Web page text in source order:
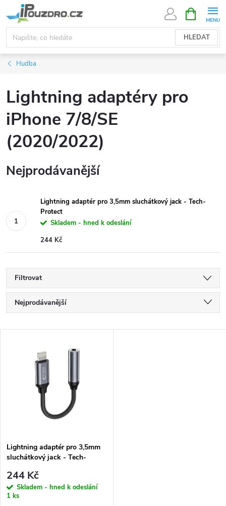
na
obsah
HLEDAT
NÁKUPNÍ
KOŠÍK
Hudba
Lightning adaptéry pro
iPhone 7/8/SE
(2020/2022)
Nejprodávanější
Lightning adaptér pro 3,5mm sluchátkový jack - Tech-
Protect
Skladem - hned k odeslání
244 Kč
Filtrovat
Ř
a
p
r
Nejprodávanější
Abecedně
s
p
r
Lightning adaptér pro 3,5mm
sluchátkový jack - Tech-
244 Kč
Skladem - hned k odeslání
1 ks